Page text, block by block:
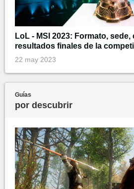
LoL - MSI 2023: Formato,
resultados finales de la
22 may 2023
Guías
por descubrir